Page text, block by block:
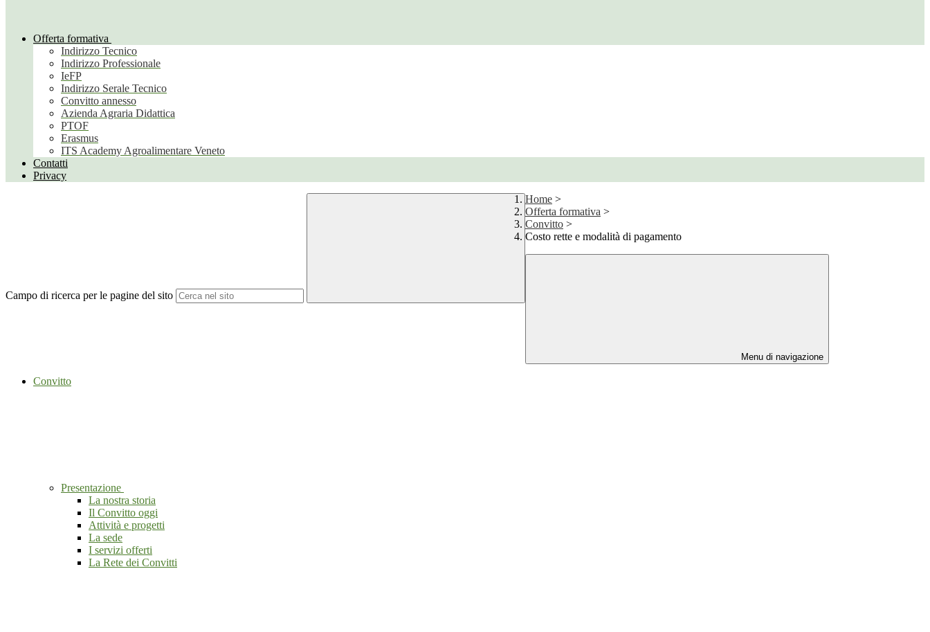
Offerta formativa
Indirizzo Tecnico
Indirizzo Professionale
IeFP
Indirizzo Serale Tecnico
Convitto annesso
Azienda Agraria Didattica
PTOF
Erasmus
ITS Academy Agroalimentare Veneto
Contatti
Privacy
Campo di ricerca per le pagine del sito
Home >
Offerta formativa >
Convitto >
Costo rette e modalità di pagamento
Menu di navigazione
Convitto
Presentazione
La nostra storia
Il Convitto oggi
Attività e progetti
La sede
I servizi offerti
La Rete dei Convitti